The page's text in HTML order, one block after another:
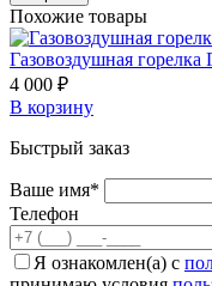
Похожие товары
Газовоздушная горелка
4 000 ₽
В корзину
Быстрый заказ
Ваше имя*
Телефон
Я ознакомлен(а) с